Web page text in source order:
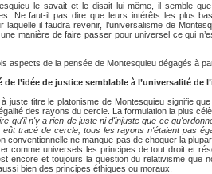
le savait et le disait lui-même, il semble
Ne faut-il pas dire que leurs intérêts les plus
laquelle il faudra revenir, l’universalisme de
une manière de faire passer pour universel ce qui
aspects de la pensée de Montesquieu dégagés à
l’idée de justice semblable à l’universalité de
à juste titre le platonisme de Montesquieu signifie
des rayons du cercle. La formulation la plus
qu'il n'y a rien de juste ni d'injuste que ce
eût tracé de cercle, tous les rayons n'étaient pas
conventionnelle ne manque pas de choquer la
comme universels les principes de tout droit et
encore et toujours la question du relativisme que
bien des principes éthiques ou moraux.